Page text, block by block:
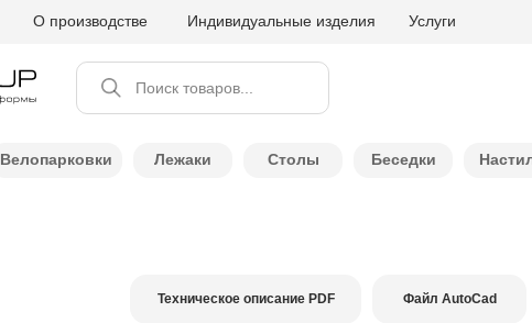
О производстве Индивидуальные изделия Услуги
Поиск товаров...
Велопарковки Лежаки Столы Беседки
Файл AutoCad
Техническое описание PDF